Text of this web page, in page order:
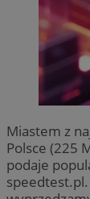
Miastem z
Polsce (225
podaje